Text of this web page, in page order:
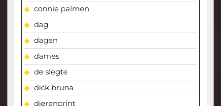
connie palmen
dag
dagen
dames
de slegte
dick bruna
dierenprint